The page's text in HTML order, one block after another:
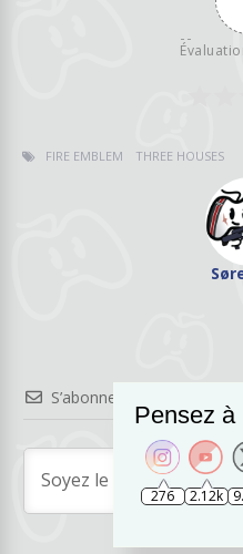
FIRE EMBLEM THREE HOUSES
S’abonner
Pensez à
276 2.12k